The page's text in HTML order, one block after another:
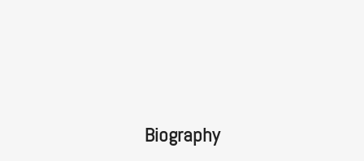
Biography